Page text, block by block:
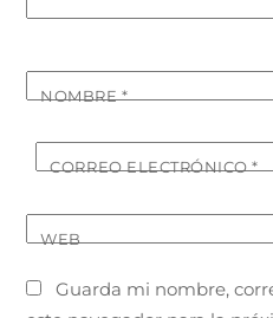
NOMBRE*
CORREO ELECTRÓNICO*
WEB
Guarda mi nombre,